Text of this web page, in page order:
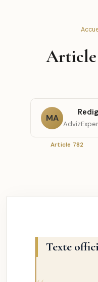
Article
MA
Article 782
Texte